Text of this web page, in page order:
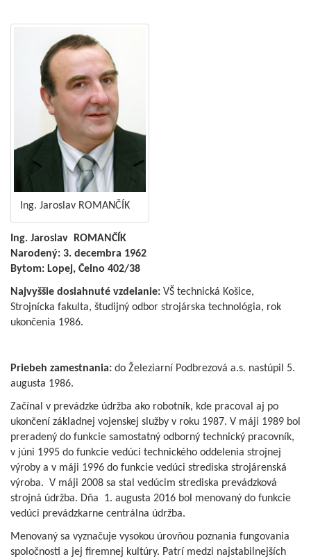
Ing. Jaroslav ROMANČÍK
Ing. Jaroslav ROMANČÍK
Narodený: 3. decembra 1962
Bytom: Lopej, Čelno 402/38
Najvyššie dosiahnuté vzdelanie: VŠ technická Košice,
Strojnícka fakulta, študijný odbor strojárska technológia, rok
ukončenia 1986.
Priebeh zamestnania: do Železiarní Podbrezová a.s. nastúpil 5.
augusta 1986.
Začínal v prevádzke údržba ako robotník, kde pracoval aj po
ukončení základnej vojenskej služby v roku 1987. V máji 1989 bol
preradený do funkcie samostatný odborný technický pracovník,
v júni 1995 do funkcie vedúci technického oddelenia strojnej
výroby a v máji 1996 do funkcie vedúci strediska strojárenská
výroba. V máji 2008 sa stal vedúcim strediska prevádzková
strojná údržba. Dňa 1. augusta 2016 bol menovaný do funkcie
vedúci prevádzkarne centrálna údržba.
Menovaný sa vyznačuje vysokou úrovňou poznania fungovania
spoločnosti a jej firemnej kultúry. Patrí medzi najstabilnejších